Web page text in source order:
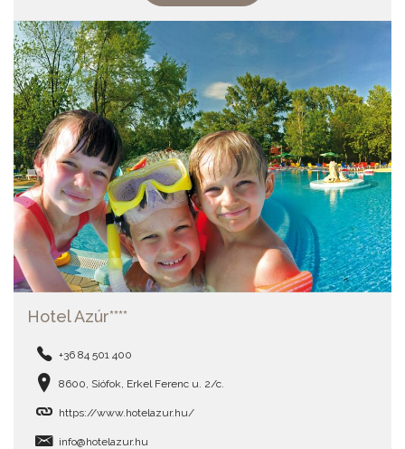
Hotel Azúr****
+36 84 501 400
8600, Siófok, Erkel Ferenc u. 2/c.
https://www.hotelazur.hu/
info@hotelazur.hu